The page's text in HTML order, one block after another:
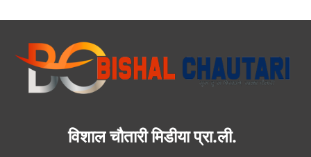
विशाल चौतारी मिडीया प्रा.ली.